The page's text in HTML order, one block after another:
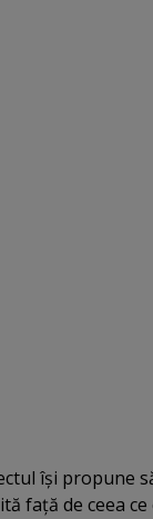
îşi propune
faţă de ceea